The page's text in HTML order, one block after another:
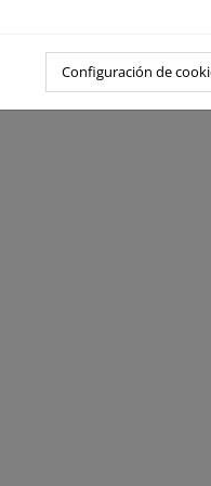
Configuración de